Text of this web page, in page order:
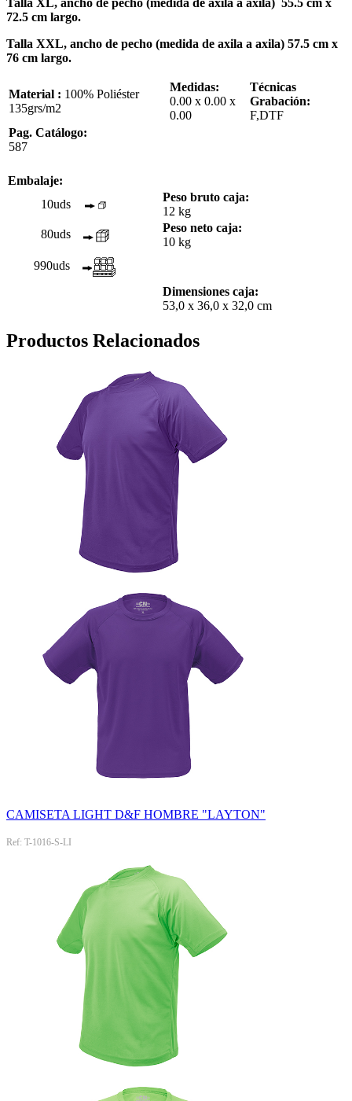
Talla XL, ancho de pecho (medida de axila a axila) 55.5 cm x
72.5 cm largo.
Talla XXL, ancho de pecho (medida de axila a axila) 57.5 cm x
76 cm largo.
Material : 100% Poliéster
135grs/m2
Medidas:
0.00 x 0.00 x
0.00
Técnicas
Grabación:
F,DTF
Pag. Catálogo:
587
Embalaje:
10uds
Peso bruto caja:
12 kg
80uds
Peso neto caja:
10 kg
990uds
Dimensiones caja:
53,0 x 36,0 x 32,0 cm
Productos Relacionados
CAMISETA LIGHT D&F HOMBRE "LAYTON"
Ref: T-1016-S-LI